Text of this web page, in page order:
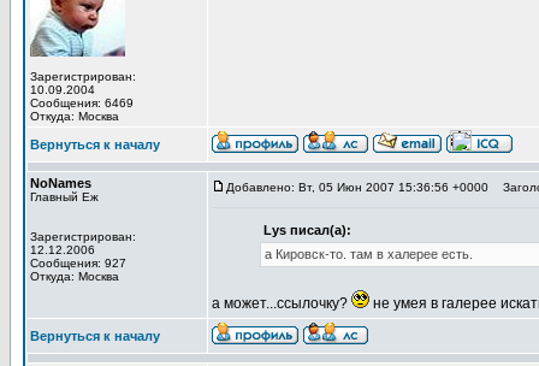
Зарегистрирован:
10.09.2004
Сообщения: 6469
Откуда: Москва
Вернуться к началу
NoNames
Главный Еж
Зарегистрирован:
12.12.2006
Сообщения: 927
Откуда: Москва
Добавлено: Вт, 05 Июн 2007 15:36:56 +0000
Lys писал(а):
а Кировск-то. там в халерее есть.
а может...ссылочку? не умея в галерее
Вернуться к началу